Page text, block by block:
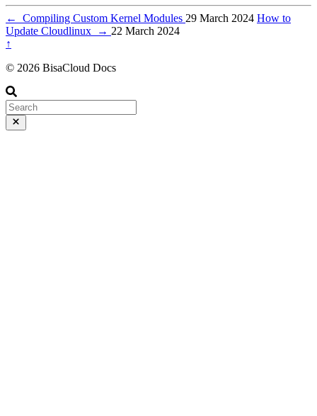
← Compiling Custom Kernel Modules 29 March 2024 How to
Update Cloudlinux
→ 22 March 2024
↑
© 2026 BisaCloud Docs